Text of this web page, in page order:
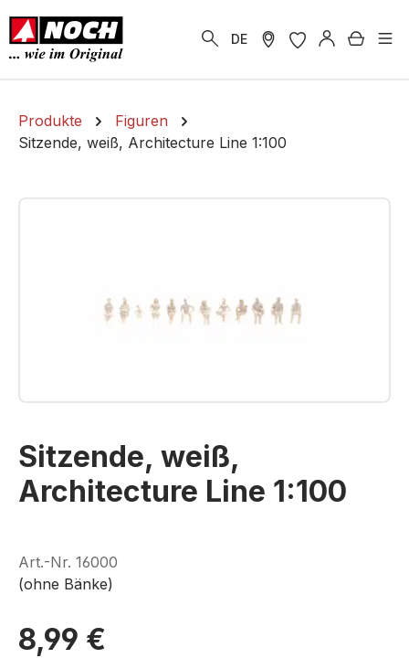
springen
DE
Produkte
Figuren
Sitzende, weiß, Architecture Line 1:100
Bildergalerie überspringen
Sitzende, weiß,
Architecture Line 1:100
Art.-Nr. 16000
(ohne Bänke)
8,99 €